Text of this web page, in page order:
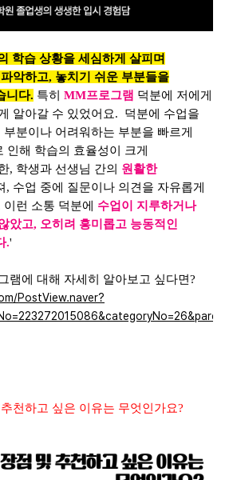
학습 상황을 세심하게 살피며
악하고, 놓치기 쉬운 부분들을
니다. 특히 MM프로그램 덕분에 저에게
알아갈 수 있었어요. 덕분에 수업을
분이나 어려워하는 부분을 빠르게
인해 학습의 효율성이 크게
, 학생과 선생님 간의 원활한
, 수업 중에 질문이나 의견을 자유롭게
런 소통 덕분에 수업이 지루하거나
았고, 오히려 흥미롭고 능동적인
.'
램에 대해 자세히 알아보고 싶다면?
PostView.naver?
천하고 싶은 이유는 무엇인가요?